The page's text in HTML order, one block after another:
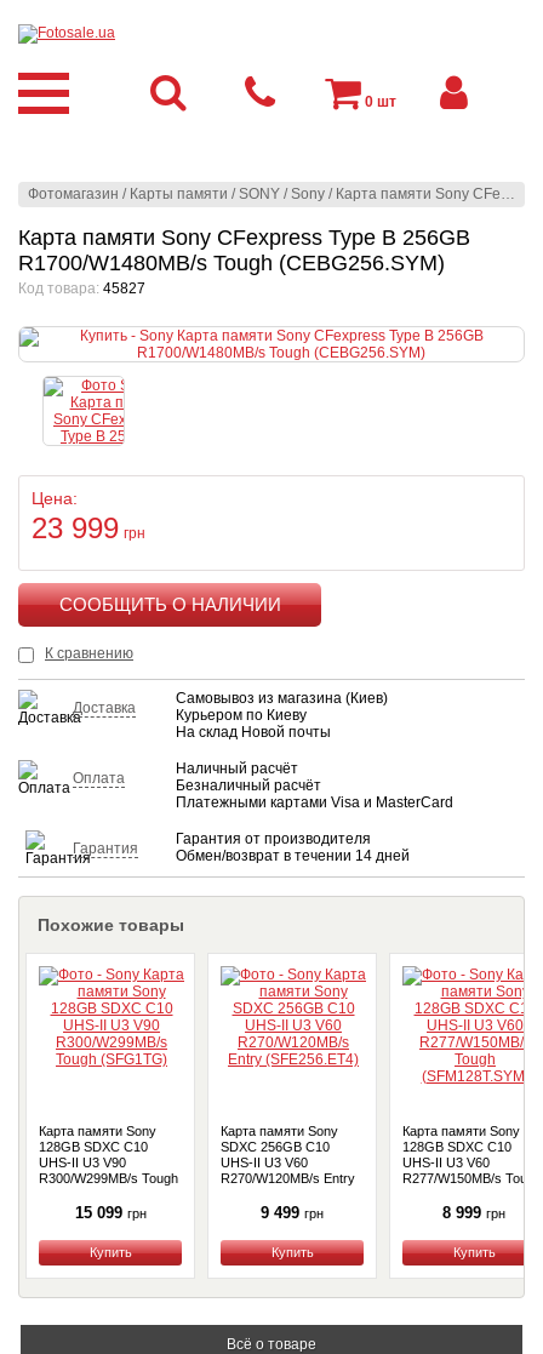
Фотомагазин / Карты памяти /SONY /Sony / Карта памяти Sony CFexpress Type B 256GB R1700/W1480MB/s Tough (CEBG256.SYM)
Карта памяти Sony CFexpress Type B 256GB
R1700/W1480MB/s Tough (CEBG256.SYM)
Код товара: 45827
Цена:
23 999 грн
К сравнению
Доставка
Самовывоз из магазина (Киев)
Курьером по Киеву
На склад Новой почты
Оплата
Наличный расчёт
Безналичный расчёт
Платежными картами Visa и MasterCard
Гарантия
Гарантия от производителя
Обмен/возврат в течении 14 дней
Похожие товары
Карта памяти Sony
128GB SDXC C10
UHS-II U3 V90
R300/W299MB/s Tough
15 099 грн
Купить
Карта памяти Sony
SDXC 256GB C10
UHS-II U3 ​​V60
R270/W120MB/s Entry
9 499 грн
Купить
Карта памяти Sony
128GB SDXC C10
UHS-II U3 V60
R277/W150MB/s Tough
8 999 грн
Купить
Всё о товаре
0 шт